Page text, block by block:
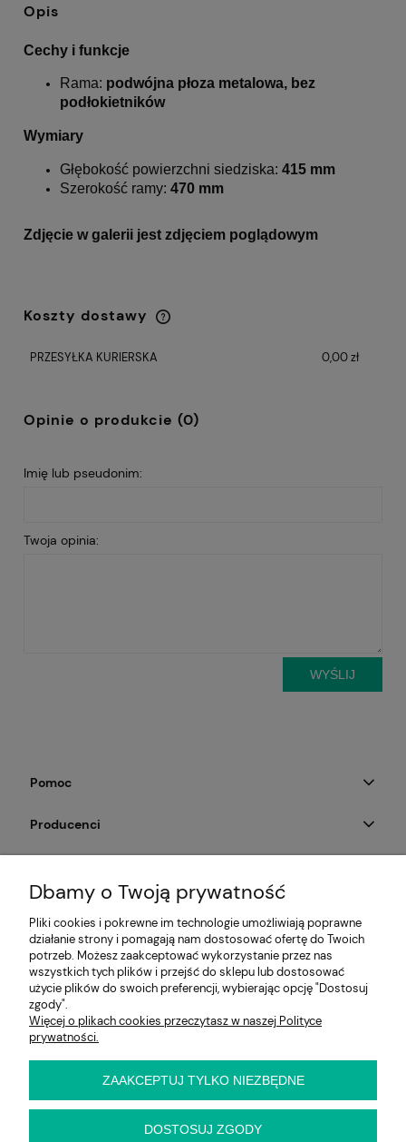
Opis
Cechy i funkcje
Rama: podwójna płoza metalowa, bez
podłokietników
Wymiary
Głębokość powierzchni siedziska: 415 mm
Szerokość ramy: 470 mm
Zdjęcie w galerii jest zdjęciem poglądowym
Koszty dostawy
Cena nie zawiera ewentualnych kosztów
PRZESYŁKA KURIERSKA
0,00 zł
Opinie o produkcie (0)
Imię lub pseudonim:
Twoja opinia:
WYŚLIJ
Pomoc
Producenci
Na skróty
Informacje
E-KRZESŁO
Biuro handlowe (bez ekspozycji). Prosimy o wcześniejszy
kontakt przed wizytą
ul. Cynamonowa 2,
woj. dolnośląskie
Dbamy o Twoją prywatność
Pliki cookies i pokrewne im technologie umożliwiają poprawne
działanie strony i pomagają nam dostosować ofertę do Twoich
potrzeb. Możesz zaakceptować wykorzystanie przez nas
wszystkich tych plików i przejść do sklepu lub dostosować
użycie plików do swoich preferencji, wybierając opcję "Dostosuj
zgody".
Więcej o plikach cookies przeczytasz w naszej Polityce
prywatności.
ZAAKCEPTUJ TYLKO NIEZBĘDNE
DOSTOSUJ ZGODY